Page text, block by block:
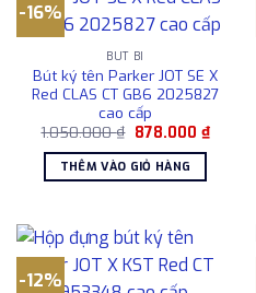
-16%
BÚT BI
Bút ký tên Parker JOT SE X
Red CLAS CT GB6 2025827
cao cấp
1.050.000₫ Giá
là:
1.050.000 ₫.
878.000 ₫Giá
hiện
THÊM VÀO GIỎ HÀNG
-12%